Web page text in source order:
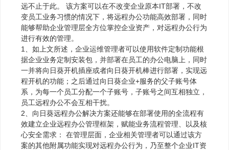
远不止于此。 该方案可以在不改变企业原本IT部署，不改
变员工业务习惯的情况下，将远程办公功能高效部署，同时
能够帮助企业管理层全方位掌控企业资产，对远程办公行为
进行有效的管理。
1、如上文所述，企业运维管理者可以使用软件定制功能根
据企业业务定制安装包，并部署在员工的办公电脑上，同时
一并将向日葵开机插座或者向日葵开机棒进行部署，实现远
程开机的功能；之后通过向日葵企业+服务的父子账号体
系，为每一个员工分配一个子账号，子账号之间互相独立，
员工远程办公不会互相干扰。
2、向日葵远程办公解决方案还能够在部署使用的全流程有
效建立企业远程办公管理框架，赋能业务流程管理、以及核
心安全需求： 在管理层面，企业相关管理者可以通过该方
案的其他附属功能实现对远程办公行为，乃至整个企业IT资